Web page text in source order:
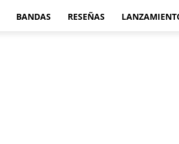
BANDAS RESEÑAS